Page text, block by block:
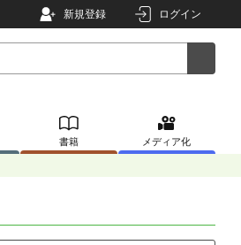
新規登録 ログイン
書籍 メディア化